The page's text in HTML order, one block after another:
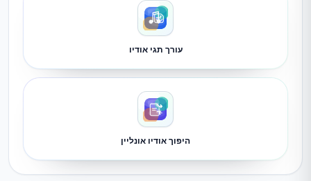
עורך תגי אודיו
היפוך אודיו אונליין